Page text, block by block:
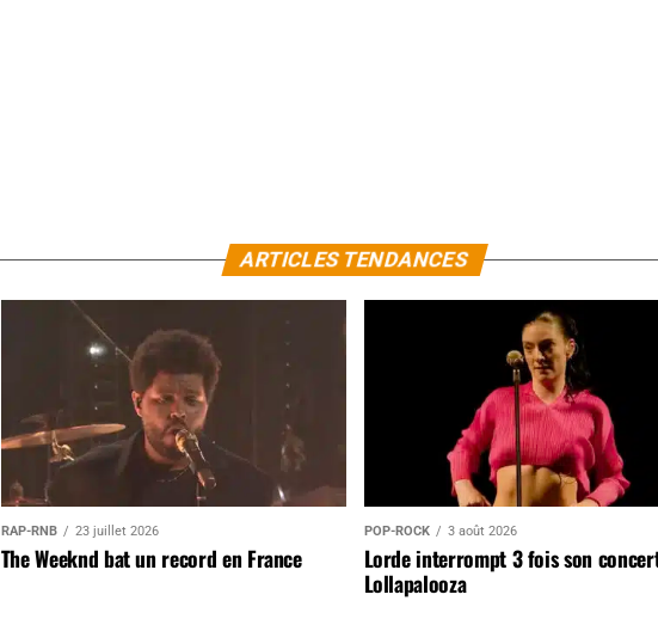
ARTICLES TENDANCES
RAP-RNB 23 juillet 2026
The Weeknd bat un record en France
POP-ROCK 3 août 2026
Lorde interrompt 3 fois son
Lollapalooza